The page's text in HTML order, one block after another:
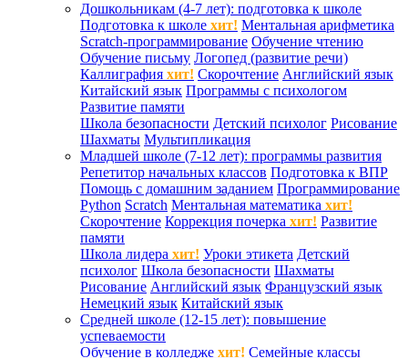
Дошкольникам (4-7 лет): подготовка к школе
Подготовка к школе хит! Ментальная арифметика
Scratch-программирование Обучение чтению
Обучение письму Логопед (развитие речи)
Каллиграфия хит! Скорочтение Английский язык
Китайский язык Программы с психологом
Развитие памяти
Школа безопасности Детский психолог Рисование
Шахматы Мультипликация
Младшей школе (7-12 лет): программы развития
Репетитор начальных классов Подготовка к ВПР
Помощь с домашним заданием Программирование
Python Scratch Ментальная математика хит!
Скорочтение Коррекция почерка хит! Развитие
памяти
Школа лидера хит! Уроки этикета Детский
психолог Школа безопасности Шахматы
Рисование Английский язык Французский язык
Немецкий язык Китайский язык
Средней школе (12-15 лет): повышение
успеваемости
Обучение в колледже хит! Семейные классы